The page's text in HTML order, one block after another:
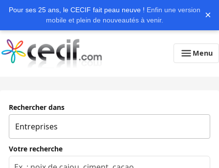
Pour ses 25 ans, le CECIF fait peau neuve ! Enfin une version
mobile et plein de nouveautés à venir.
×
Menu
Rechercher dans
Votre recherche